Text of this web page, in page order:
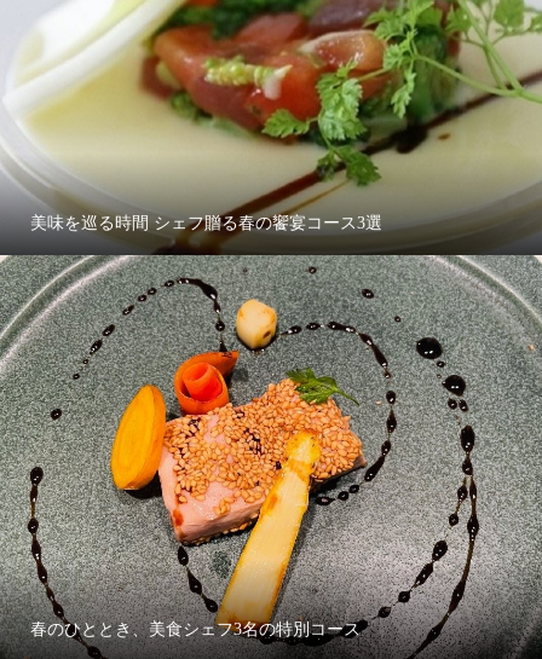
美味を巡る時間 シェフ贈る春の饗宴コース3選
春のひととき、美食シェフ3名の特別コース